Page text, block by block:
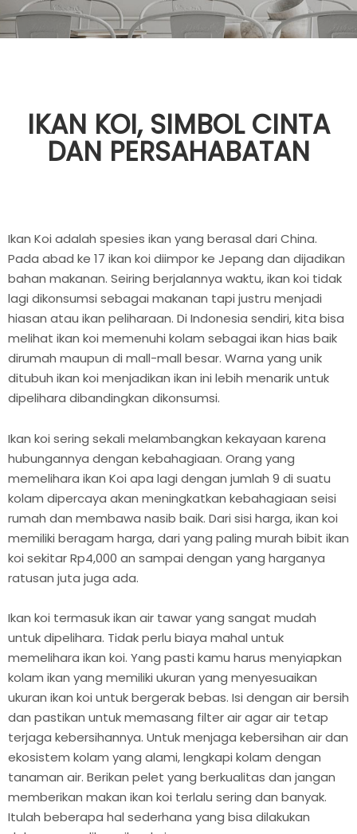
IKAN KOI, SIMBOL CINTA
DAN PERSAHABATAN
Ikan Koi adalah spesies ikan yang berasal dari China.
Pada abad ke 17 ikan koi diimpor ke Jepang dan dijadikan
bahan makanan. Seiring berjalannya waktu, ikan koi tidak
lagi dikonsumsi sebagai makanan tapi justru menjadi
hiasan atau ikan peliharaan. Di Indonesia sendiri, kita bisa
melihat ikan koi memenuhi kolam sebagai ikan hias baik
dirumah maupun di mall-mall besar. Warna yang unik
ditubuh ikan koi menjadikan ikan ini lebih menarik untuk
dipelihara dibandingkan dikonsumsi.
Ikan koi sering sekali melambangkan kekayaan karena
hubungannya dengan kebahagiaan. Orang yang
memelihara ikan Koi apa lagi dengan jumlah 9 di suatu
kolam dipercaya akan meningkatkan kebahagiaan seisi
rumah dan membawa nasib baik. Dari sisi harga, ikan koi
memiliki beragam harga, dari yang paling murah bibit ikan
koi sekitar Rp4,000 an sampai dengan yang harganya
ratusan juta juga ada.
Ikan koi termasuk ikan air tawar yang sangat mudah
untuk dipelihara. Tidak perlu biaya mahal untuk
memelihara ikan koi. Yang pasti kamu harus menyiapkan
kolam ikan yang memiliki ukuran yang menyesuaikan
ukuran ikan koi untuk bergerak bebas. Isi dengan air bersih
dan pastikan untuk memasang filter air agar air tetap
terjaga kebersihannya. Untuk menjaga kebersihan air dan
ekosistem kolam yang alami, lengkapi kolam dengan
tanaman air. Berikan pelet yang berkualitas dan jangan
memberikan makan ikan koi terlalu sering dan banyak.
Itulah beberapa hal sederhana yang bisa dilakukan